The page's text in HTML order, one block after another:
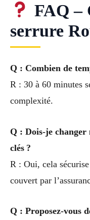
FAQ –
serrure
Q : Combien de
R : 30 à 60 minutes
complexité.
Q : Dois-je
clés ?
R : Oui, cela
couvert par
Q : Proposez-vous